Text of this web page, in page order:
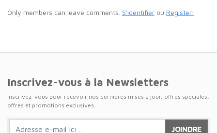
Only members can leave comments. S'identifier ou Register!
Inscrivez-vous à la Newsletters
Inscrivez-vous pour recevoir nos dernières mises à jour, offres spéciales,
offres et promotions exclusives.
JOINDRE